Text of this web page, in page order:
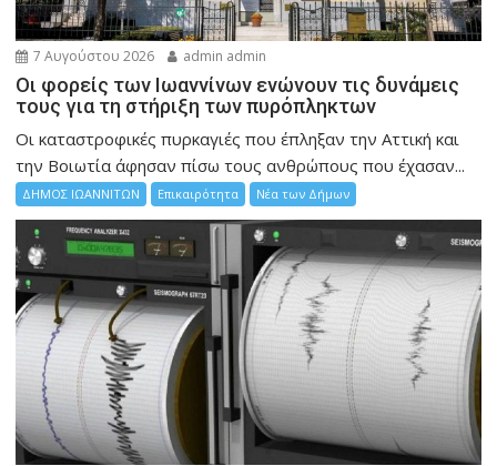
7 Αυγούστου 2026 admin admin
Οι φορείς των Ιωαννίνων ενώνουν τις δυνάμεις
τους για τη στήριξη των πυρόπληκτων
Οι καταστροφικές πυρκαγιές που έπληξαν την Αττική και
την Bοιωτία άφησαν πίσω τους ανθρώπους που έχασαν...
ΔΗΜΟΣ ΙΩΑΝΝΙΤΩΝ Επικαιρότητα Νέα των Δήμων